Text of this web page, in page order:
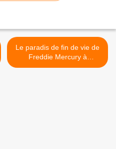
Le paradis de fin de vie de
Freddie Mercury à
Montreux >